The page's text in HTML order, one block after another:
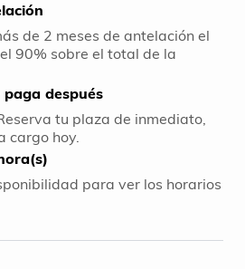
de 2 meses de antelación el
90% sobre el total de la
después
tu plaza de inmediato,
cargo hoy.
para ver los horarios